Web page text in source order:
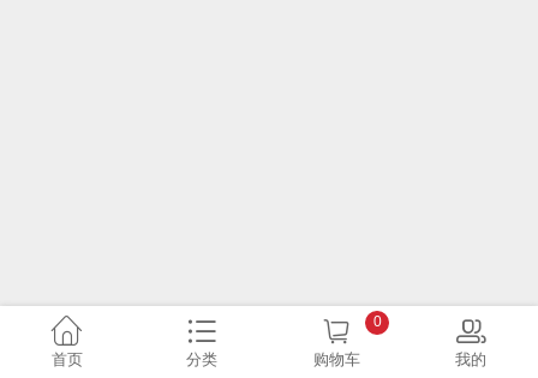
首页 分类 购物车
0
我的